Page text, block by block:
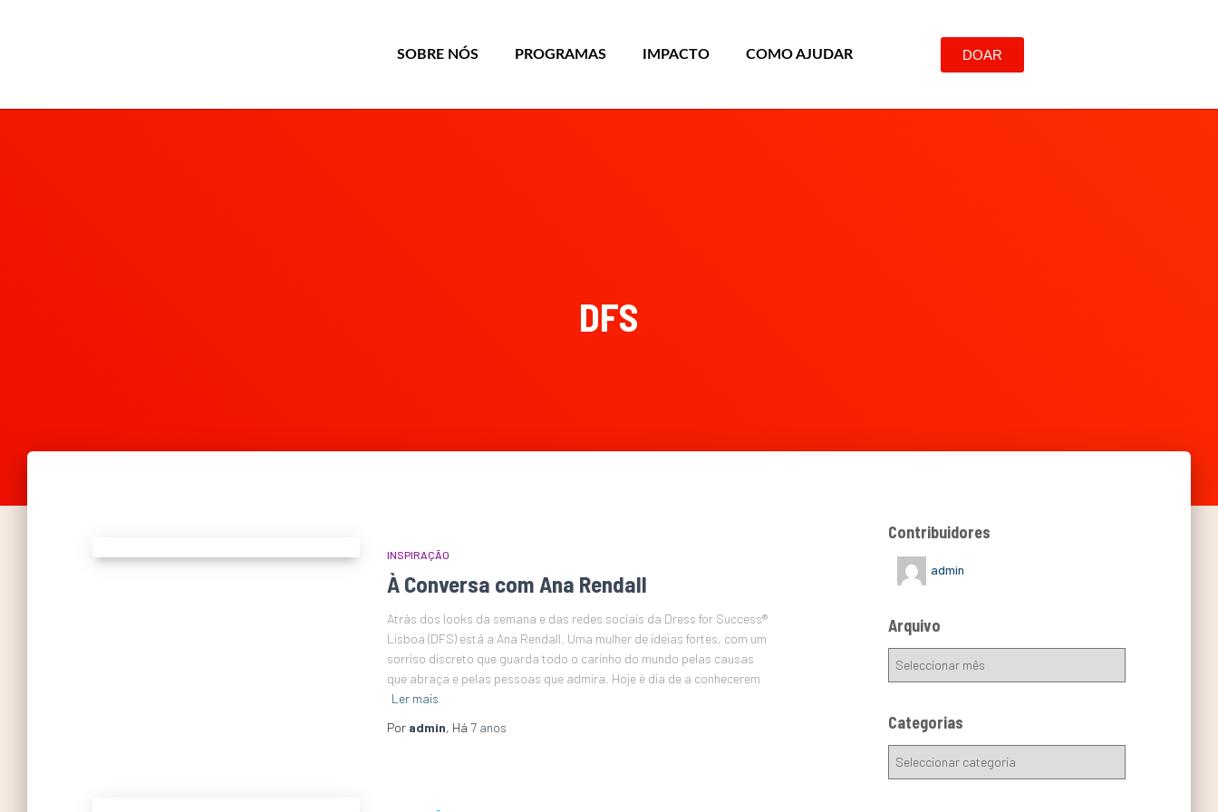
SOBRE NÓS PROGRAMAS IMPACTO COMO AJUDAR DOAR
DFS
INSPIRAÇÃO
À Conversa com Ana Rendall
Atrás dos looks da semana e das redes sociais da Dress for Success®
Lisboa (DFS) está a Ana Rendall. Uma mulher de ideias fortes, com um
sorriso discreto que guarda todo o carinho do mundo pelas causas
que abraça e pelas pessoas que admira. Hoje é dia de a conhecerem
Ler mais
Por admin, Há 7 anos
Contribuidores
admin
Arquivo
Categorias